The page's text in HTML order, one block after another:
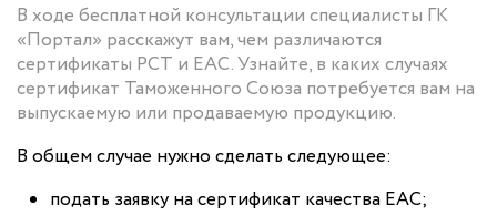
В ходе бесплатной консультации специалисты ГК
«Портал» расскажут вам, чем различаются
сертификаты РСТ и ЕАС. Узнайте, в каких случаях
сертификат Таможенного Союза потребуется вам на
выпускаемую или продаваемую продукцию.
В общем случае нужно сделать следующее:
подать заявку на сертификат качества ЕАС;